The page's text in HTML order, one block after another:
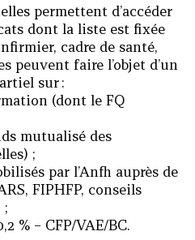
permettent d’accéder
dont la liste est fixée
cadre de santé,
peuvent faire l’objet d’un
sur :
(dont le FQ
mutualisé des
;
par l’Anfh auprès de
FIPHFP, conseils
;
% – CFP/VAE/BC.